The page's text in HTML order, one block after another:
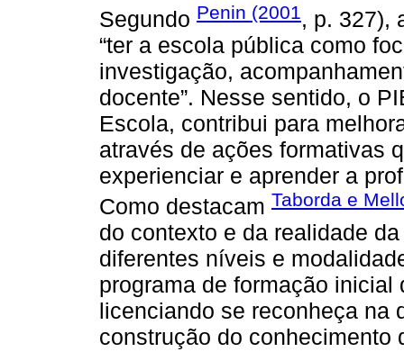
Segundo Penin (2001, p. 327),
“ter a escola pública como
investigação,
docente”. Nesse sentido, o
Escola, contribui para
através de ações formativas
experienciar e aprender a
Como destacam Taborda e
do contexto e da realidade
diferentes níveis e
programa de formação
licenciando se reconheça na
construção do conhecimento